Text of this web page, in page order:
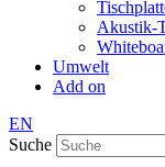
Akustik-
Umwelt
Add on
EN
Suche